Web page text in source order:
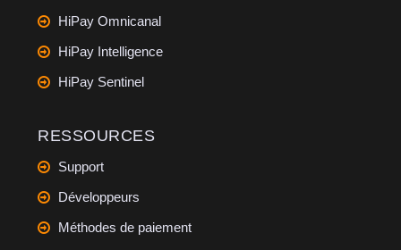
HiPay Omnicanal
HiPay Intelligence
HiPay Sentinel
RESSOURCES
Support
Développeurs
Méthodes de paiement